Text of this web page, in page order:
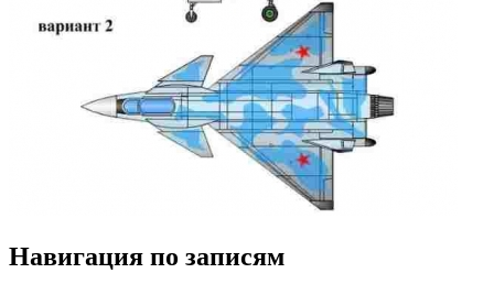
Навигация по записям